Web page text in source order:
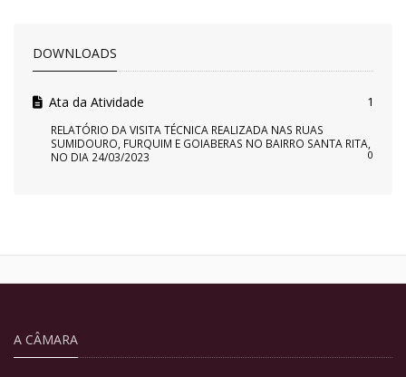
DOWNLOADS
Ata da Atividade 1
RELATÓRIO DA VISITA TÉCNICA REALIZADA NAS RUAS
SUMIDOURO, FURQUIM E GOIABERAS NO BAIRRO SANTA RITA,
NO DIA 24/03/2023
0
A CÂMARA